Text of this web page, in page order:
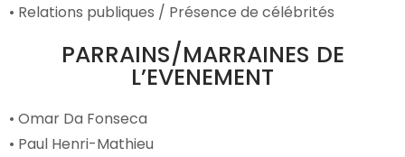
• Relations publiques / Présence de célébrités
PARRAINS/MARRAINES DE
L’EVENEMENT
• Omar Da Fonseca
• Paul Henri-Mathieu